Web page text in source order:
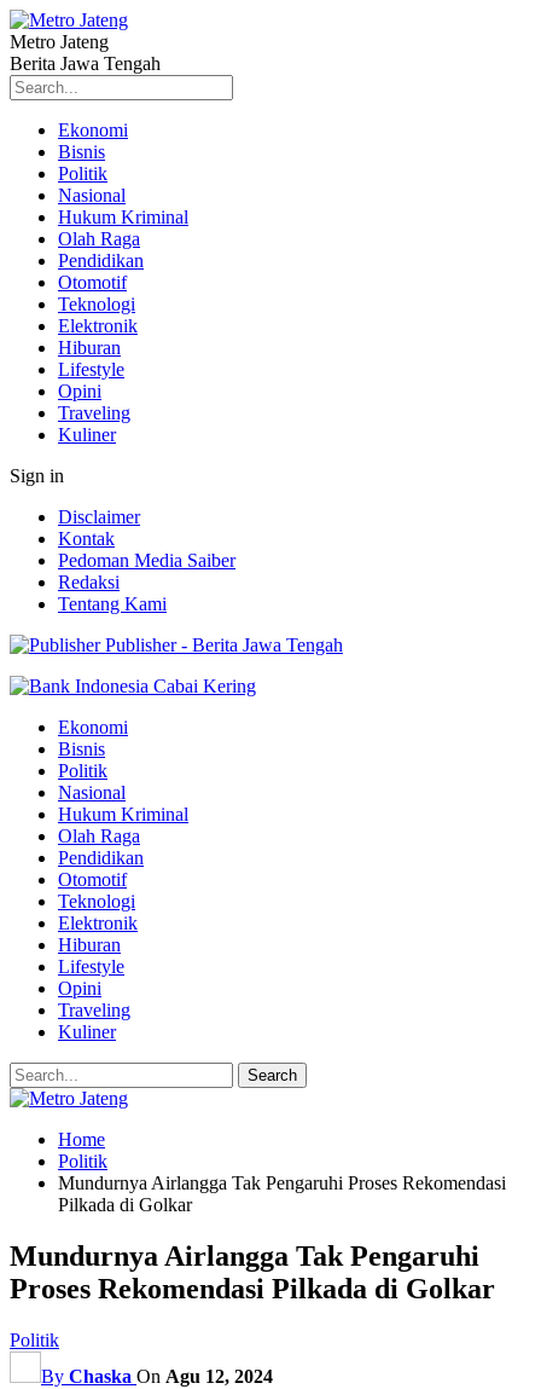
Metro Jateng
Berita Jawa Tengah
Ekonomi
Bisnis
Politik
Nasional
Hukum Kriminal
Olah Raga
Pendidikan
Otomotif
Teknologi
Elektronik
Hiburan
Lifestyle
Opini
Traveling
Kuliner
Sign in
Disclaimer
Kontak
Pedoman Media Saiber
Redaksi
Tentang Kami
Publisher - Berita Jawa Tengah
Ekonomi
Bisnis
Politik
Nasional
Hukum Kriminal
Olah Raga
Pendidikan
Otomotif
Teknologi
Elektronik
Hiburan
Lifestyle
Opini
Traveling
Kuliner
Home
Politik
Mundurnya Airlangga Tak Pengaruhi Proses Rekomendasi
Pilkada di Golkar
Mundurnya Airlangga Tak Pengaruhi
Proses Rekomendasi Pilkada di Golkar
Politik
By Chaska On Agu 12, 2024